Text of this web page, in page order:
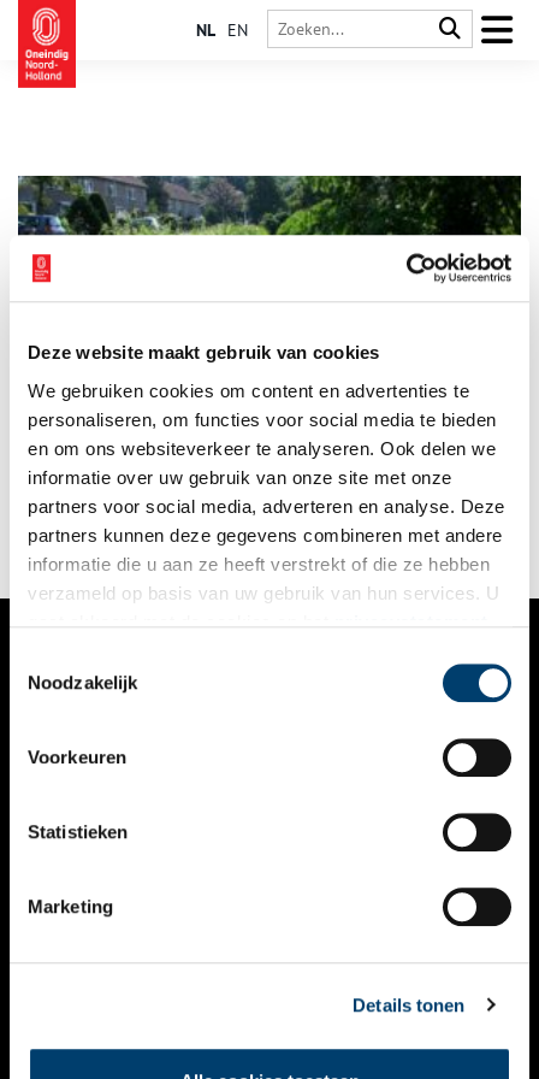
Deze website maakt gebruik van cookies
We gebruiken cookies om content en advertenties te
personaliseren, om functies voor social media te bieden
en om ons websiteverkeer te analyseren. Ook delen we
informatie over uw gebruik van onze site met onze
partners voor social media, adverteren en analyse. Deze
partners kunnen deze gegevens combineren met andere
informatie die u aan ze heeft verstrekt of die ze hebben
verzameld op basis van uw gebruik van hun services. U
Noodzakelijk
Voorkeuren
Statistieken
Marketing
Details tonen
NL EN
Aan de rand van Bennebroek ligt een onopvallend slootje.
Ziehier de grens van Kennemerland en van de Noord- en Zuid-
Holland. Dit slootje van niks.
VERHALEN
KALENDER
THEMA’S
VIDEO’S
CONTACT